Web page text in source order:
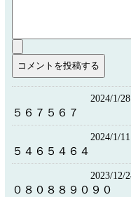
2024/1/
５６７５６７
2024/1/
５４６５４６４
2023/12/
０８０８８９０９０